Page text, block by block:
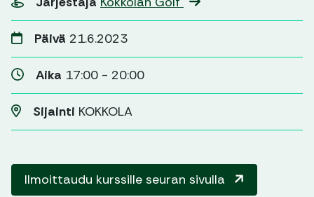
Päivä 21.6.2023
Aika 17:00 - 20:00
Sijainti KOKKOLA
Ilmoittaudu kurssille seuran sivulla